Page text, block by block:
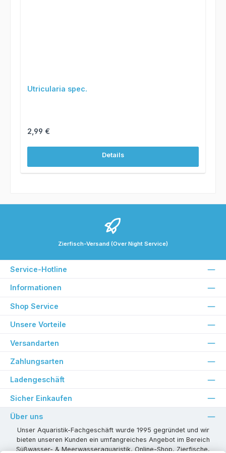
Utricularia spec.
Regulärer Preis:
2,99 €
Details
Zierfisch-Versand (Over Night Service)
Service-Hotline
Informationen
Shop Service
Unsere Vorteile
Versandarten
Zahlungsarten
Ladengeschäft
Sicher Einkaufen
Über uns
Unser Aquaristik-Fachgeschäft wurde 1995 gegründet und wir
bieten unseren Kunden ein umfangreiches Angebot im Bereich
Süßwasser- & Meerwasseraquaristik, Online-Shop, Zierfische,